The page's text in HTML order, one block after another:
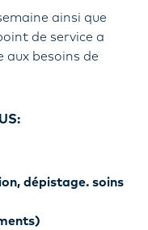
ainsi que
de service a
aux besoins de
dépistage. soins